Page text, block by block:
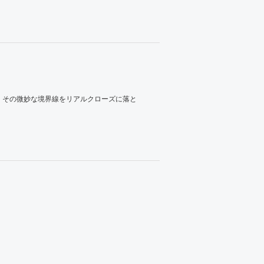
の微妙な境界線をリアルクローズに落と